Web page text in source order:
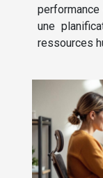
performance
une
ressources